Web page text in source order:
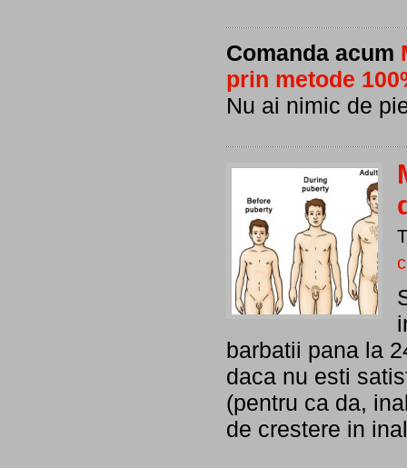
Comanda acum
prin metode
Nu ai nimic de
barbatii pana la
daca nu esti
(pentru ca da,
de crestere in